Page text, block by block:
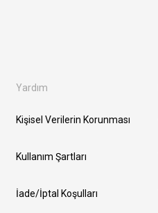
Yardım
Kişisel Verilerin Korunması
Kullanım Şartları
İade/İptal Koşulları